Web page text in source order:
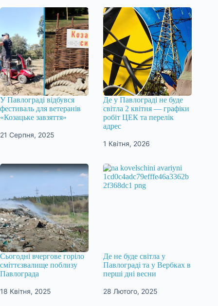
У Павлограді відбувся
фестиваль для ветеранів
«Козацьке завзяття»
21 Серпня, 2025
Де у Павлограді не буде
світла 2 квітня — графіки
робіт ЦЕК та перелік
адрес
1 Квітня, 2026
Сьогодні вчергове горіло
сміттєзвалище поблизу
Павлограда
18 Квітня, 2025
Де не буде світла у
Павлограді та у Вербках в
перші дні весни
28 Лютого, 2025